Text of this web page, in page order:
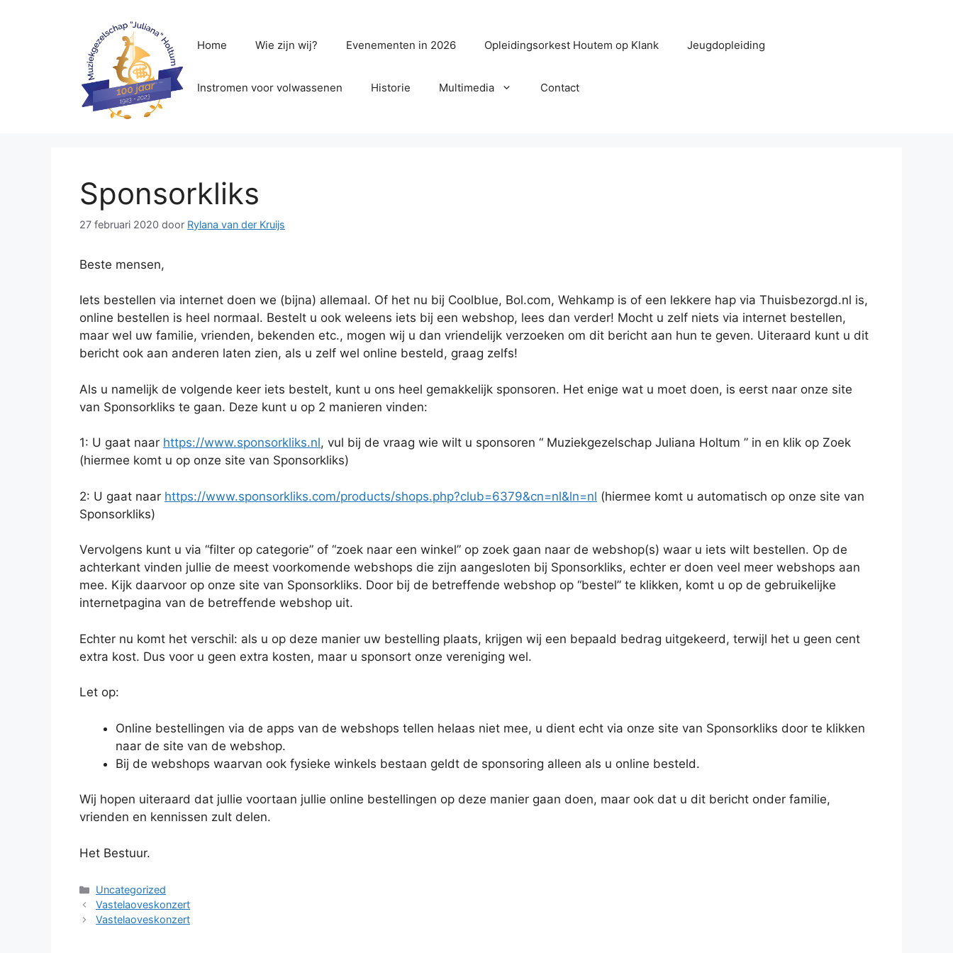
Home Wie zijn wij? Evenementen in 2026 Opleidingsorkest Houtem op Klank Jeugdopleiding
Instromen voor volwassenen Historie Multimedia Contact
Sponsorkliks
27 februari 2020 door Rylana van der Kruijs
Beste mensen,
Iets bestellen via internet doen we (bijna) allemaal. Of het nu bij Coolblue, Bol.com, Wehkamp is of een lekkere hap via Thuisbezorgd.nl is,
online bestellen is heel normaal. Bestelt u ook weleens iets bij een webshop, lees dan verder! Mocht u zelf niets via internet bestellen,
maar wel uw familie, vrienden, bekenden etc., mogen wij u dan vriendelijk verzoeken om dit bericht aan hun te geven. Uiteraard kunt u dit
bericht ook aan anderen laten zien, als u zelf wel online besteld, graag zelfs!
Als u namelijk de volgende keer iets bestelt, kunt u ons heel gemakkelijk sponsoren. Het enige wat u moet doen, is eerst naar onze site
van Sponsorkliks te gaan. Deze kunt u op 2 manieren vinden:
1: U gaat naar https://www.sponsorkliks.nl, vul bij de vraag wie wilt u sponsoren “ Muziekgezelschap Juliana Holtum ” in en klik op Zoek
(hiermee komt u op onze site van Sponsorkliks)
2: U gaat naar https://www.sponsorkliks.com/products/shops.php?club=6379&cn=nl&ln=nl (hiermee komt u automatisch op onze site van
Sponsorkliks)
Vervolgens kunt u via “filter op categorie” of “zoek naar een winkel” op zoek gaan naar de webshop(s) waar u iets wilt bestellen. Op de
achterkant vinden jullie de meest voorkomende webshops die zijn aangesloten bij Sponsorkliks, echter er doen veel meer webshops aan
mee. Kijk daarvoor op onze site van Sponsorkliks. Door bij de betreffende webshop op “bestel” te klikken, komt u op de gebruikelijke
internetpagina van de betreffende webshop uit.
Echter nu komt het verschil: als u op deze manier uw bestelling plaats, krijgen wij een bepaald bedrag uitgekeerd, terwijl het u geen cent
extra kost. Dus voor u geen extra kosten, maar u sponsort onze vereniging wel.
Let op:
Online bestellingen via de apps van de webshops tellen helaas niet mee, u dient echt via onze site van Sponsorkliks door te klikken
naar de site van de webshop.
Bij de webshops waarvan ook fysieke winkels bestaan geldt de sponsoring alleen als u online besteld.
Wij hopen uiteraard dat jullie voortaan jullie online bestellingen op deze manier gaan doen, maar ook dat u dit bericht onder familie,
vrienden en kennissen zult delen.
Het Bestuur.
Categorieën
Uncategorized
Vastelaoveskonzert
Vastelaoveskonzert